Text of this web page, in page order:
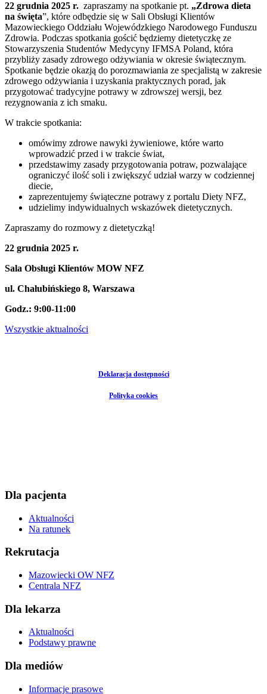
22 grudnia 2025 r. zapraszamy na spotkanie pt. „Zdrowa dieta
na święta”, które odbędzie się w Sali Obsługi Klientów
Mazowieckiego Oddziału Wojewódzkiego Narodowego Funduszu
Zdrowia. Podczas spotkania gościć będziemy dietetyczkę ze
Stowarzyszenia Studentów Medycyny IFMSA Poland, która
przybliży zasady zdrowego odżywiania w okresie świątecznym.
Spotkanie będzie okazją do porozmawiania ze specjalistą w zakresie
zdrowego odżywiania i uzyskania praktycznych porad, jak
przygotować tradycyjne potrawy w zdrowszej wersji, bez
rezygnowania z ich smaku.
W trakcie spotkania:
omówimy zdrowe nawyki żywieniowe, które warto
wprowadzić przed i w trakcie świat,
przedstawimy zasady przygotowania potraw, pozwalające
ograniczyć ilość soli i zwiększyć udział warzy w codziennej
diecie,
zaprezentujemy świąteczne potrawy z portalu Diety NFZ,
udzielimy indywidualnych wskazówek dietetycznych.
Zapraszamy do rozmowy z dietetyczką!
22 grudnia 2025 r.
Sala Obsługi Klientów MOW NFZ
ul. Chałubińskiego 8, Warszawa
Godz.: 9:00-11:00
Wszystkie aktualności
Deklaracja dostępności
Polityka cookies
Dla pacjenta
Aktualności
Na ratunek
Rekrutacja
Mazowiecki OW NFZ
Centrala NFZ
Dla lekarza
Aktualności
Podstawy prawne
Dla mediów
Informacje prasowe